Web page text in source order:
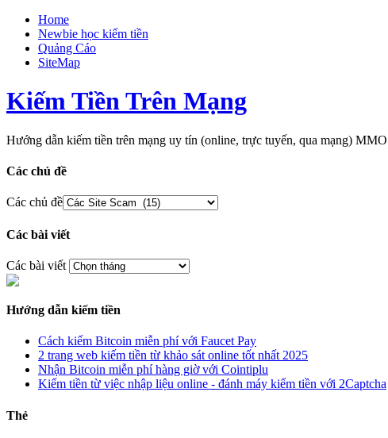
Home
Newbie học kiếm tiền
Quảng Cáo
SiteMap
Kiếm Tiền Trên Mạng
Hướng dẫn kiếm tiền trên mạng uy tín (online, trực tuyến, qua mạng)
Các chủ đề
Các chủ đề
Các bài viết
Các bài viết
Hướng dẫn kiếm tiền
Cách kiếm Bitcoin miễn phí với Faucet Pay
2 trang web kiếm tiền từ khảo sát online tốt nhất 2025
Nhận Bitcoin miễn phí hàng giờ với Cointiplu
Kiếm tiền từ việc nhập liệu online - đánh máy kiếm tiền với 2Captcha
Thẻ